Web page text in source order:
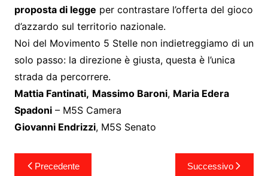
proposta di legge per contrastare l’offerta del gioco
d’azzardo sul territorio nazionale.
Noi del Movimento 5 Stelle non indietreggiamo di un
solo passo: la direzione è giusta, questa è l’unica
strada da percorrere.
Mattia Fantinati, Massimo Baroni, Maria Edera
Spadoni– M5S Camera
Giovanni Endrizzi, M5S Senato
Navigazione
Precedente Successivo